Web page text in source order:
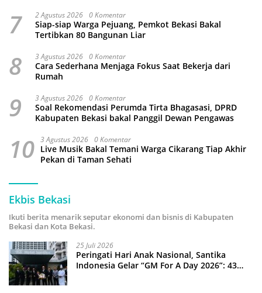
7 2 Agustus 2026 0 Komentar
Siap-siap Warga Pejuang, Pemkot Bekasi Bakal
Tertibkan 80 Bangunan Liar
8 3 Agustus 2026 0 Komentar
Cara Sederhana Menjaga Fokus Saat Bekerja dari
Rumah
9 3 Agustus 2026 0 Komentar
Soal Rekomendasi Perumda Tirta Bhagasasi, DPRD
Kabupaten Bekasi bakal Panggil Dewan Pengawas
10 3 Agustus 2026 0 Komentar
Live Musik Bakal Temani Warga Cikarang Tiap Akhir
Pekan di Taman Sehati
Ekbis Bekasi
Ikuti berita menarik seputar ekonomi dan bisnis di Kabupaten
Bekasi dan Kota Bekasi.
25 Juli 2026
Peringati Hari Anak Nasional, Santika
Indonesia Gelar “GM For A Day 2026”: 43